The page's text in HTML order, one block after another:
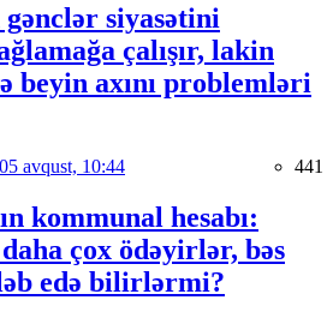
siyasətini
çalışır, lakin
beyin axını problemləri
05 avqust, 10:44 441
kommunal hesabı:
çox ödəyirlər, bəs
edə bilirlərmi?